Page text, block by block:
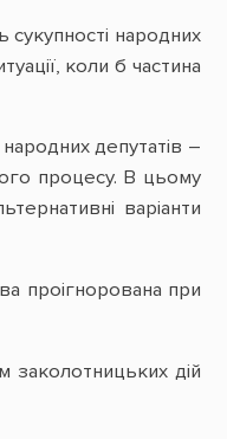
народних
коли б частина
депутатів –
процесу. В цьому
варіанти
проігнорована при
заколотницьких дій